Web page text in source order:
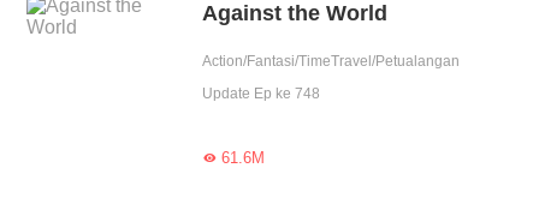
Against the World
Action/Fantasi/TimeTravel/Petualangan
Update Ep ke 748
61.6M